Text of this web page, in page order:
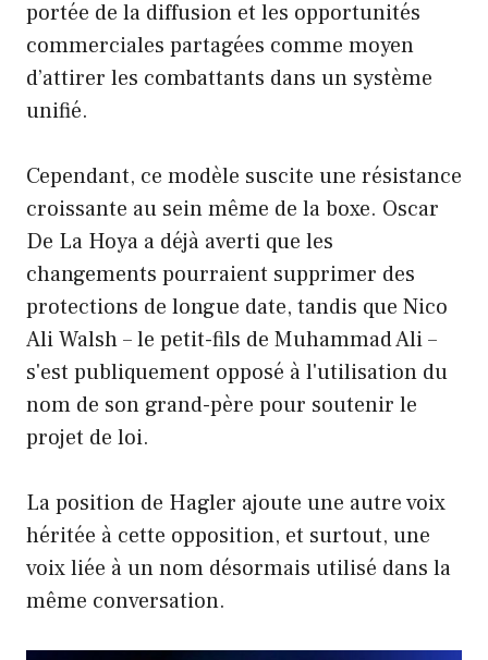
portée de la diffusion et les opportunités
commerciales partagées comme moyen
d’attirer les combattants dans un système
unifié.
Cependant, ce modèle suscite une résistance
croissante au sein même de la boxe. Oscar
De La Hoya a déjà averti que les
changements pourraient supprimer des
protections de longue date, tandis que Nico
Ali Walsh – le petit-fils de Muhammad Ali –
s'est publiquement opposé à l'utilisation du
nom de son grand-père pour soutenir le
projet de loi.
La position de Hagler ajoute une autre voix
héritée à cette opposition, et surtout, une
voix liée à un nom désormais utilisé dans la
même conversation.